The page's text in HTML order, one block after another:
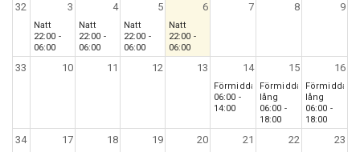
32 3 4 5 6 7 8 9
Natt
22:00 -
06:00
Natt
22:00 -
06:00
Natt
22:00 -
06:00
Natt
22:00 -
06:00
33 10 11 12 13 14 15 16
Förmiddag
06:00 -
14:00
Förmiddag
lång
06:00 -
18:00
Förmiddag
lång
06:00 -
18:00
34 17 18 19 20 21 22 23